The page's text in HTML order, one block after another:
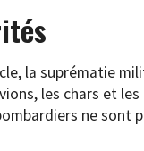
la suprématie
les chars et
ne sont